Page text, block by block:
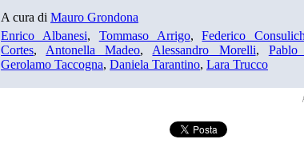
A cura di Mauro Grondona
Enrico Albanesi, Tommaso Arrigo,Federico Consulich
Cortes, Antonella Madeo, Alessandro Morelli,
Gerolamo Taccogna, Daniela Tarantino, Lara Trucco